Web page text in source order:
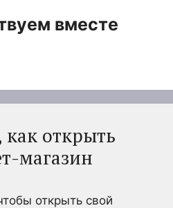
вместе
как открыть
магазин
открыть свой